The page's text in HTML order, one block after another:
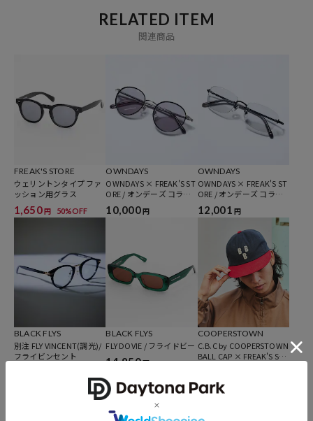
RELATED ITEM
関連商品
FREAK'S STORE
ウェリントンタイプ ファ
ッション用グラス
1,650円 50%OFF
OWNDAYS
OWNDAYS × FREAK'S ST
ORE / オンデーズ コラボ
メタルフレームサングラ
ス The IVY model
10,000円
OWNDAYS
OWNDAYS × FREAK'S ST
ORE / オンデーズ コラボ
調光リムレスサングラス
The 90's STREET model
12,001 円
BLACK FLYS
別注 FLY VINCENT(調光)/
フライビンセント
BLACK FLYS
FLY DOVIE / フライドビー
14,850円
COOPERSTOWN
C.B.C by COOPERSTOWN
BALL CAP × FREAK'S ST